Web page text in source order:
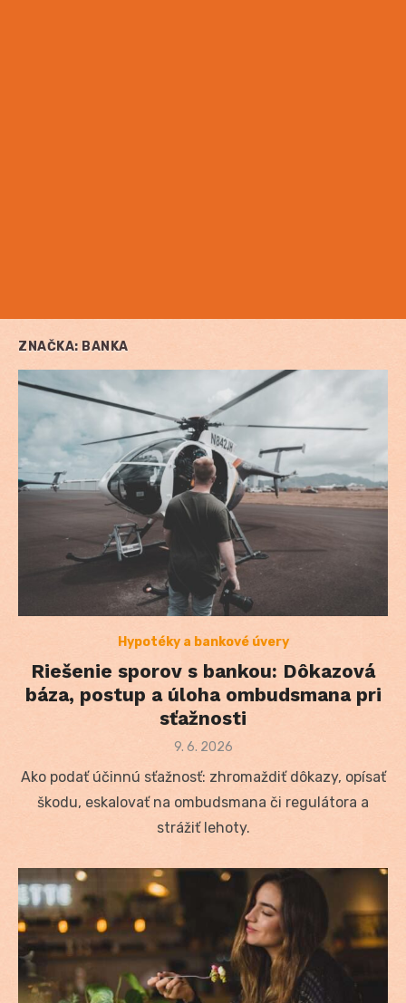
ZNAČKA: BANKA
Hypotéky a bankové úvery
Riešenie sporov s bankou: Dôkazová
báza, postup a úloha ombudsmana pri
sťažnosti
Posted
9. 6. 2026
Ako podať účinnú sťažnosť: zhromaždiť dôkazy, opísať
škodu, eskalovať na ombudsmana či regulátora a
strážiť lehoty.